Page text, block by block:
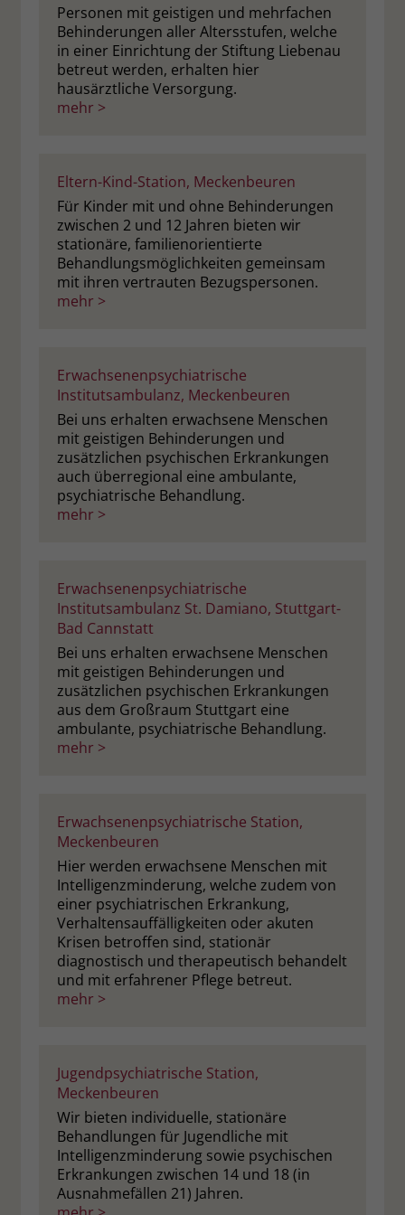
Personen mit geistigen und mehrfachen
Behinderungen aller Altersstufen, welche
in einer Einrichtung der Stiftung Liebenau
betreut werden, erhalten hier
hausärztliche Versorgung.
mehr >
Eltern-Kind-Station, Meckenbeuren
Für Kinder mit und ohne Behinderungen
zwischen 2 und 12 Jahren bieten wir
stationäre, familienorientierte
Behandlungsmöglichkeiten gemeinsam
mit ihren vertrauten Bezugspersonen.
mehr >
Erwachsenenpsychiatrische
Institutsambulanz, Meckenbeuren
Bei uns erhalten erwachsene Menschen
mit geistigen Behinderungen und
zusätzlichen psychischen Erkrankungen
auch überregional eine ambulante,
psychiatrische Behandlung.
mehr >
Erwachsenenpsychiatrische
Institutsambulanz St. Damiano, Stuttgart-
Bad Cannstatt
Bei uns erhalten erwachsene Menschen
mit geistigen Behinderungen und
zusätzlichen psychischen Erkrankungen
aus dem Großraum Stuttgart eine
ambulante, psychiatrische Behandlung.
mehr >
Erwachsenenpsychiatrische Station,
Meckenbeuren
Hier werden erwachsene Menschen mit
Intelligenzminderung, welche zudem von
einer psychiatrischen Erkrankung,
Verhaltensauffälligkeiten oder akuten
Krisen betroffen sind, stationär
diagnostisch und therapeutisch behandelt
und mit erfahrener Pflege betreut.
mehr >
Jugendpsychiatrische Station,
Meckenbeuren
Wir bieten individuelle, stationäre
Behandlungen für Jugendliche mit
Intelligenzminderung sowie psychischen
Erkrankungen zwischen 14 und 18 (in
Ausnahmefällen 21) Jahren.
Name __cf_bm
Anbieter .fonts.net
Laufzeit
Name JSessionID
Anbieter jobs.stiftung-liebenau.de
Laufzeit
Name _gcl_au
Anbieter Google Ads
Name _gcl_aw
Anbieter Google Ads
Laufzeit
Zweck
Werbeanzeige auf die Website gelangt.
Es enthält Informationen darüber,
welche Werbeanzeige geklickt wurde,
sodass erzielte Erfolge wie z.B.
Bestellungen oder Kontaktanfragen der
Anzeige zugewiesen werden können.
Laufzeit 90 Tage
Zweck
Dieses Cookie wird gesetzt, wenn ein
User über einen Klick auf eine Google
Werbeanzeige auf die Website gelangt.
Es enthält Informationen darüber,
welche Werbeanzeige geklickt wurde,
Name _fbp
Anbieter Facebook
Laufzeit 3 Monate
Zweck
Der Zweck von _fbp ist vollständig auf
die Werbe- und Analysebemühungen
Cookie verfolgt die Besuche eines
Nutzers auf verschiedenen Websites
und meldet dieses Verhalten an
Facebook. Facebook kann dann die
gesammelten Daten nutzen, um den
Nutzer besser zu verstehen und
bessere, relevantere Werbung zu